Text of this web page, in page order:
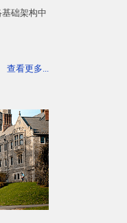
础架构中
查看更多...